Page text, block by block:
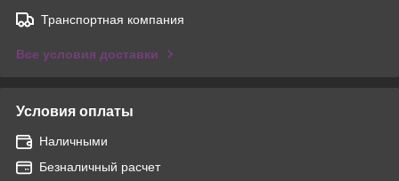
Транспортная компания
Все условия доставки
Условия оплаты
Наличными
Безналичный расчет